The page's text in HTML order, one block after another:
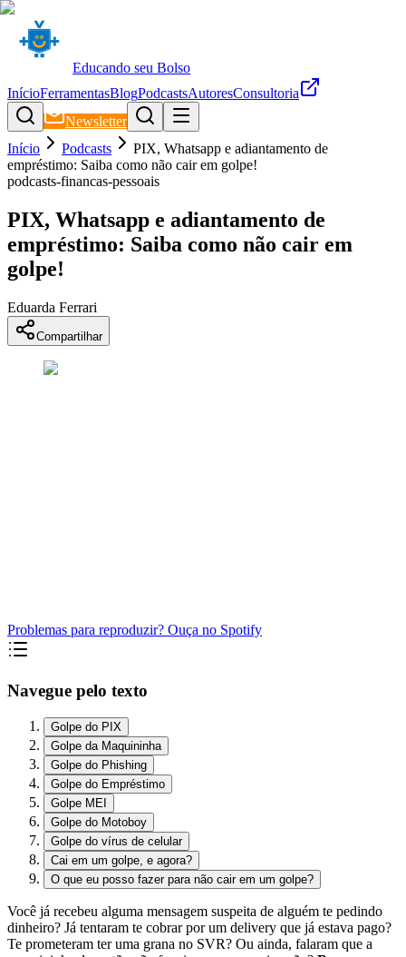
Educando seu Bolso
InícioFerramentasBlogPodcastsAutoresConsultoria
Newsletter
Início
Podcasts
PIX, Whatsapp e adiantamento de
empréstimo: Saiba como não cair em golpe!
podcasts-financas-pessoais
PIX, Whatsapp e adiantamento de
empréstimo: Saiba como não cair em
golpe!
Eduarda Ferrari
Compartilhar
Problemas para reproduzir? Ouça no Spotify
Navegue pelo texto
Golpe do PIX
Golpe da Maquininha
Golpe do Phishing
Golpe do Empréstimo
Golpe MEI
Golpe do Motoboy
Golpe do vírus de celular
Cai em um golpe, e agora?
O que eu posso fazer para não cair em um golpe?
Você já recebeu alguma mensagem suspeita de alguém te pedindo
dinheiro? Já tentaram te cobrar por um delivery que já estava pago?
Te prometeram ter uma grana no SVR? Ou ainda, falaram que a